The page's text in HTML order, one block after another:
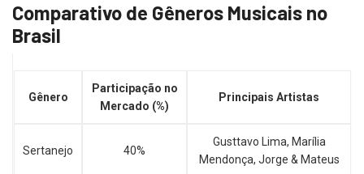
Comparativo de Gêneros Musicais no
Brasil
Gênero
Participação no
Mercado (%)
Principais Artistas
Sertanejo 40%
Gusttavo Lima, Marília
Mendonça, Jorge & Mateus